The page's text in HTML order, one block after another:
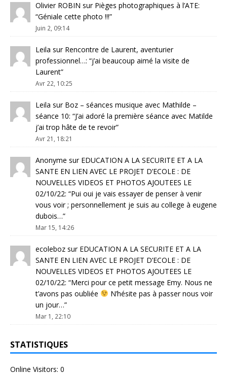
Olivier ROBIN sur Pièges photographiques à l’ATE:
“Géniale cette photo !!!”
Juin 2, 09:14
Leila sur Rencontre de Laurent, aventurier
professionnel…: “j’ai beaucoup aimé la visite de
Laurent”
Avr 22, 10:25
Leila sur Boz – séances musique avec Mathilde –
séance 10: “J’ai adoré la première séance avec Matilde
j’ai trop hâte de te revoir”
Avr 21, 18:21
Anonyme sur EDUCATION A LA SECURITE ET A LA
SANTE EN LIEN AVEC LE PROJET D’ECOLE : DE
NOUVELLES VIDEOS ET PHOTOS AJOUTEES LE
02/10/22: “Pui oui je vais essayer de penser à venir
vous voir ; personnellement je suis au college à eugene
dubois…”
Mar 15, 14:26
ecoleboz sur EDUCATION A LA SECURITE ET A LA
SANTE EN LIEN AVEC LE PROJET D’ECOLE : DE
NOUVELLES VIDEOS ET PHOTOS AJOUTEES LE
02/10/22: “Merci pour ce petit message Emy. Nous ne
t’avons pas oubliée
N’hésite pas à passer nous voir
un jour…”
Mar 1, 22:10
STATISTIQUES
Online Visitors: 0